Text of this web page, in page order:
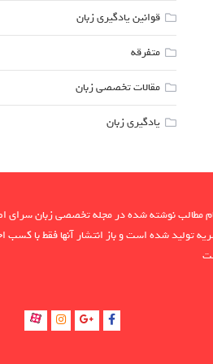
قوانین یادگیری زبان
متفرقه
مقالات تخصصی زبان
یادگیری زبان
مطالب نوشته شده در مجله تخصصی زبان سرای
تولید شده است و باز انتشار آنها فقط با کسب